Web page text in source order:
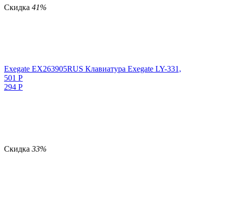
Скидка 41%
Exegate EX263905RUS Клавиатура Exegate LY-331,
501 Р
294 Р
Скидка 33%